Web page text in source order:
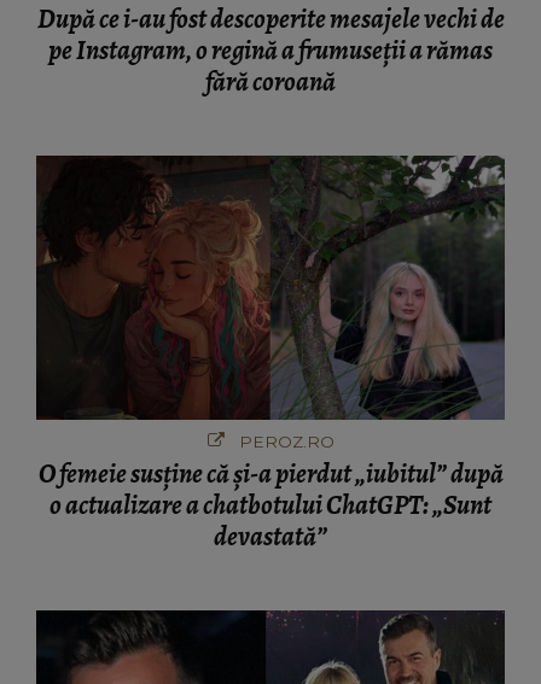
După ce i-au fost descoperite mesajele vechi de
pe Instagram, o regină a frumuseții a rămas
fără coroană
PEROZ.RO
O femeie susține că și-a pierdut „iubitul” după
o actualizare a chatbotului ChatGPT: „Sunt
devastată”